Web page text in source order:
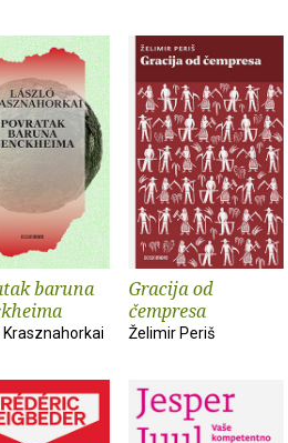
baruna
Krasznahorkai
Gracija od
čempresa
Želimir Periš